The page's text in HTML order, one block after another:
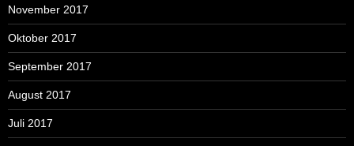
November 2017
Oktober 2017
September 2017
August 2017
Juli 2017